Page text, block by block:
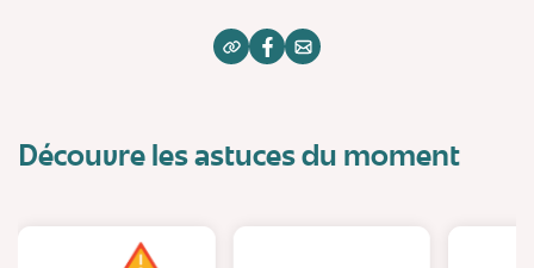
Découvre les astuces du moment